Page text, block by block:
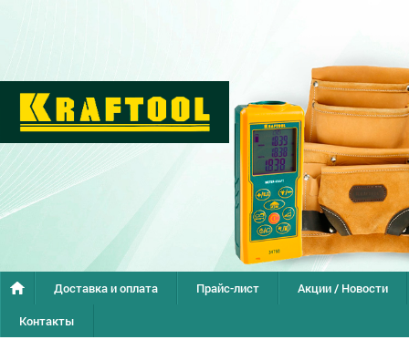
Доставка и оплата Прайс-лист
Акции / Новости
Контакты